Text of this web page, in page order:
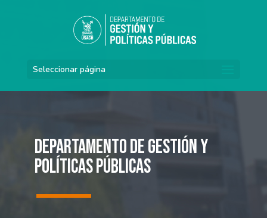
Seleccionar página
Departamento de Gestión y
Políticas Públicas